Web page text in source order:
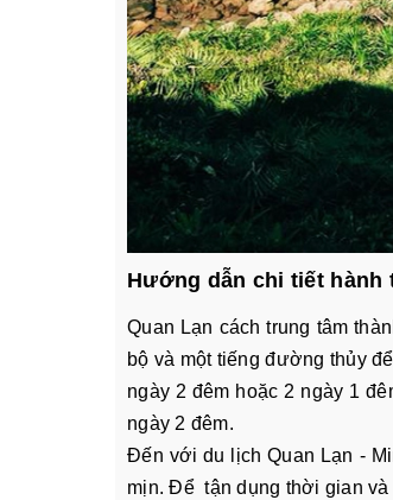
Hướng dẫn chi tiết hành
Quan Lạn cách trung tâm
bộ và một tiếng đường thủy
ngày 2 đêm hoặc 2 ngày 1
ngày 2 đêm.
Đến với du lịch Quan Lạn -
mịn. Để tận dụng thời gian và